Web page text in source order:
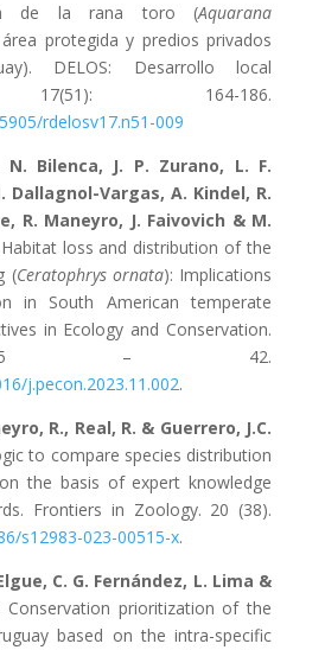
de la rana toro (Aquarana
protegida y predios privados
DELOS: Desarrollo local
17(51): 164-186.
rdelosv17.n51-009
N. Bilenca, J. P. Zurano, L. F.
Dallagnol-Vargas, A. Kindel, R.
R. Maneyro, J. Faivovich & M.
Habitat loss and distribution of the
(Ceratophrys ornata): Implications
in South American temperate
in Ecology and Conservation.
– 42.
j.pecon.2023.11.002.
R., Real, R. & Guerrero, J.C.
to compare species distribution
the basis of expert knowledge
Frontiers in Zoology. 20 (38).
s12983-023-00515-x.
C. G. Fernández, L. Lima &
Conservation prioritization of the
based on the intra-specific